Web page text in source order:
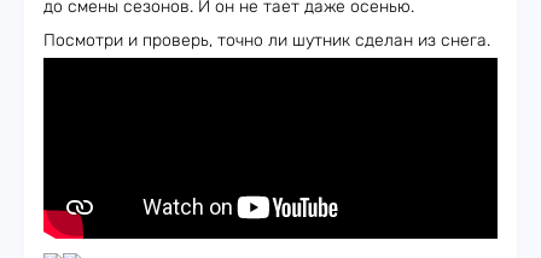
до смены сезонов. И он не тает даже осенью.
Посмотри и проверь, точно ли шутник сделан из снега.